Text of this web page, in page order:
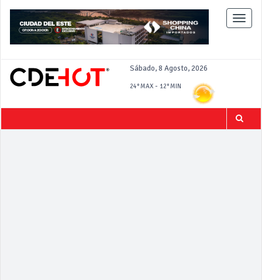
Sábado, 8 Agosto, 2026
24°MAX - 12°MIN
Toggle